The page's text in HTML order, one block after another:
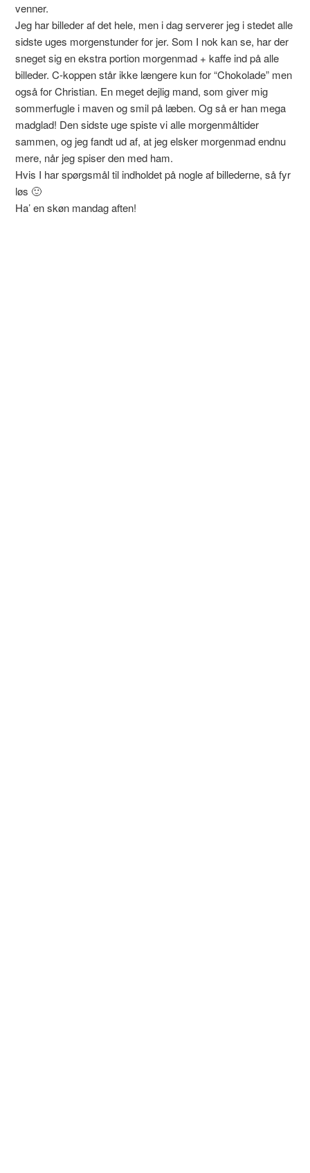
venner.
Jeg har billeder af det hele, men i dag serverer jeg i stedet alle
sidste uges morgenstunder for jer. Som I nok kan se, har der
sneget sig en ekstra portion morgenmad + kaffe ind på alle
billeder. C-koppen står ikke længere kun for “Chokolade” men
også for Christian. En meget dejlig mand, som giver mig
sommerfugle i maven og smil på læben. Og så er han mega
madglad! Den sidste uge spiste vi alle morgenmåltider
sammen, og jeg fandt ud af, at jeg elsker morgenmad endnu
mere, når jeg spiser den med ham.
Hvis I har spørgsmål til indholdet på nogle af billederne, så fyr
løs 🙂
Ha’ en skøn mandag aften!